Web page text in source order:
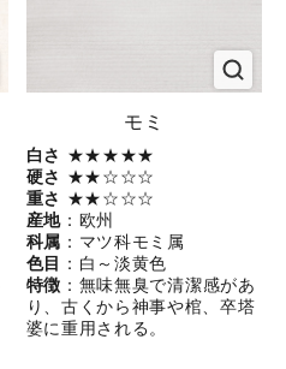
モミ
白さ ★★★★★
硬さ ★★☆☆☆
重さ ★★☆☆☆
産地：欧州
科属 ：マツ科モミ属
色目
：白～淡黄色
特徴 ：無味無臭で清潔感があ
り、古くから神事や棺、卒塔
婆に重用される。